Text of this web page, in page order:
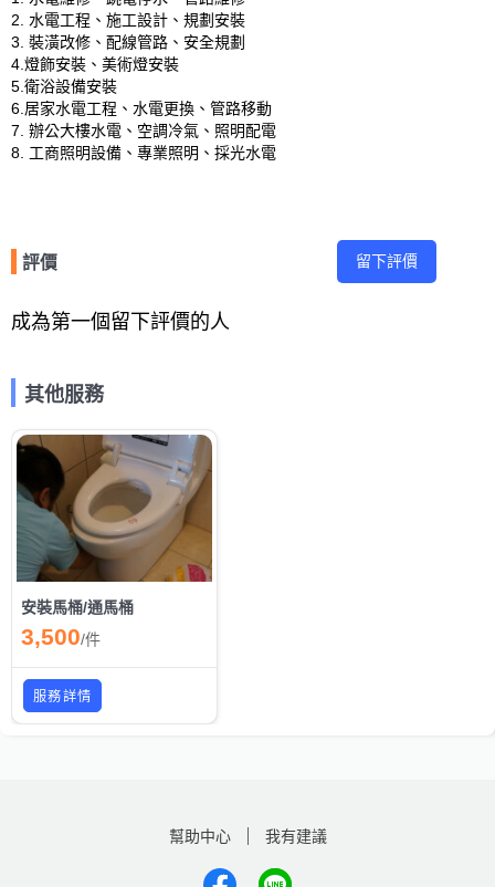
2. 水電工程、施工設計、規劃安裝
3. 裝潢改修、配線管路、安全規劃
4.燈飾安裝、美術燈安裝
5.衛浴設備安裝
6.居家水電工程、水電更換、管路移動
7. 辦公大樓水電、空調冷氣、照明配電
8. 工商照明設備、專業照明、採光水電
評價 留下評價
成為第一個留下評價的人
其他服務
安裝馬桶/通馬桶
3,500/件
服務詳情
幫助中心 我有建議